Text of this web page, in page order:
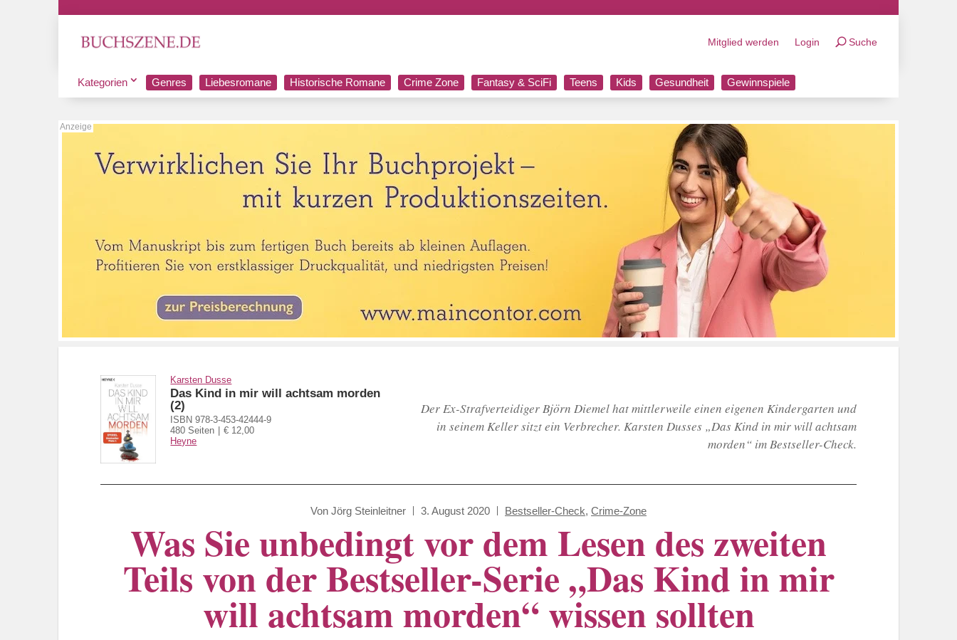
Mitglied werden Login Suche
Kategorien Genres Liebesromane Historische Romane Crime Zone Fantasy & SciFi Teens Kids Gesundheit Gewinnspiele
Karsten Dusse
Das Kind in mir will achtsam morden
(2)
ISBN 978-3-453-42444-9
480 Seiten
€ 12,00
Heyne
Der Ex-Strafverteidiger Björn Diemel hat mittlerweile einen eigenen Kindergarten und
in seinem Keller sitzt ein Verbrecher. Karsten Dusses „Das Kind in mir will achtsam
morden“ im Bestseller-Check.
Von Jörg Steinleitner 3. August 2020 Bestseller-Check, Crime-Zone
Was Sie unbedingt vor dem Lesen des zweiten
Teils von der Bestseller-Serie „Das Kind in mir
will achtsam morden“ wissen sollten